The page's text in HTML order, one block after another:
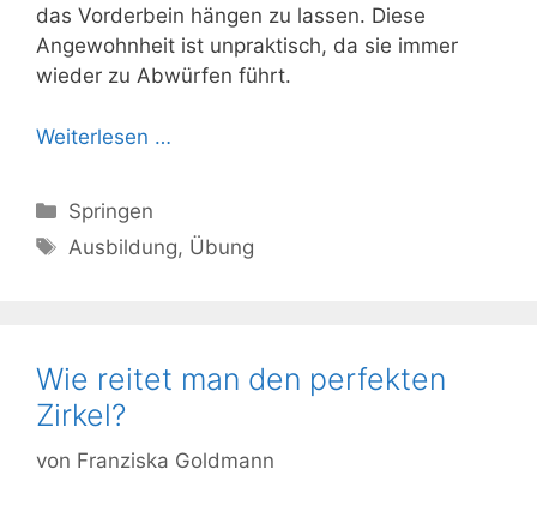
das Vorderbein hängen zu lassen. Diese
Angewohnheit ist unpraktisch, da sie immer
wieder zu Abwürfen führt.
Weiterlesen …
Kategorien
Springen
Schlagwörter
Ausbildung, Übung
Wie reitet man den perfekten
Zirkel?
von Franziska Goldmann